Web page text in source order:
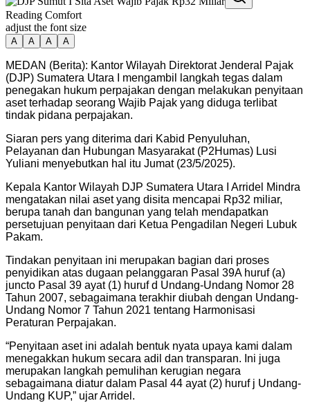
Reading Comfort
adjust the font size
A A A A
MEDAN (Berita): Kantor Wilayah Direktorat Jenderal Pajak
(DJP) Sumatera Utara I mengambil langkah tegas dalam
penegakan hukum perpajakan dengan melakukan penyitaan
aset terhadap seorang Wajib Pajak yang diduga terlibat
tindak pidana perpajakan.
Siaran pers yang diterima dari Kabid Penyuluhan,
Pelayanan dan Hubungan Masyarakat (P2Humas) Lusi
Yuliani menyebutkan hal itu Jumat (23/5/2025).
Kepala Kantor Wilayah DJP Sumatera Utara I Arridel Mindra
mengatakan nilai aset yang disita mencapai Rp32 miliar,
berupa tanah dan bangunan yang telah mendapatkan
persetujuan penyitaan dari Ketua Pengadilan Negeri Lubuk
Pakam.
Tindakan penyitaan ini merupakan bagian dari proses
penyidikan atas dugaan pelanggaran Pasal 39A huruf (a)
juncto Pasal 39 ayat (1) huruf d Undang-Undang Nomor 28
Tahun 2007, sebagaimana terakhir diubah dengan Undang-
Undang Nomor 7 Tahun 2021 tentang Harmonisasi
Peraturan Perpajakan.
“Penyitaan aset ini adalah bentuk nyata upaya kami dalam
menegakkan hukum secara adil dan transparan. Ini juga
merupakan langkah pemulihan kerugian negara
sebagaimana diatur dalam Pasal 44 ayat (2) huruf j Undang-
Undang KUP,” ujar Arridel.